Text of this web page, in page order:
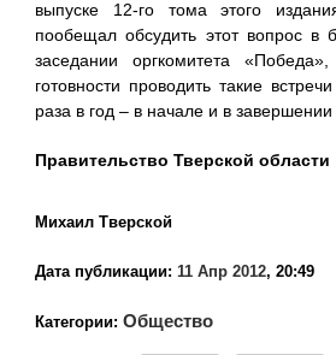
выпуске 12-го тома этого
пообещал обсудить этот вопрос в
заседании оргкомитета
готовности проводить такие
раза в год – в начале и в
Правительство Тверской области
Михаил Тверской
Дата публикации: 11 Апр 2012, 20:49
Категории: Общество